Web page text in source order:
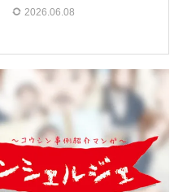
2026.06.08